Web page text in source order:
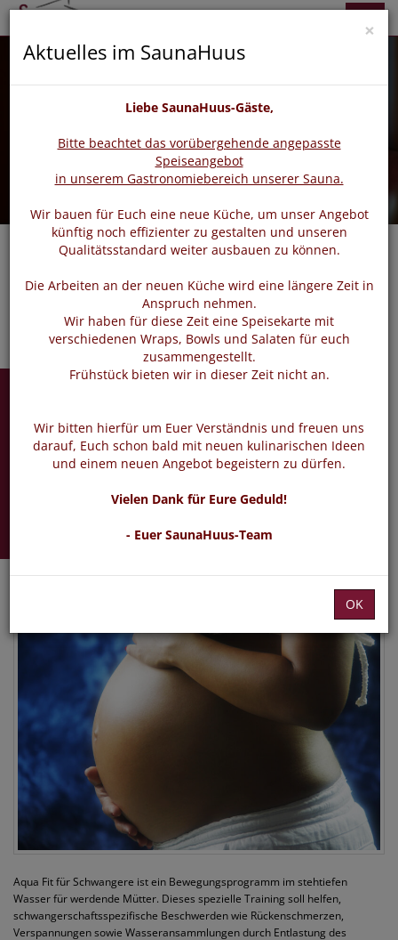
zurück
Schwangere
Freitag 13.11.2026 -
05.02.2027
Aqua Fit für Schwangere ist ein Bewegungsprogramm im stehtiefen
Wasser für werdende Mütter. Dieses spezielle Training soll helfen,
schwangerschaftsspezifische Beschwerden wie Rückenschmerzen,
Verspannungen sowie Wasseransammlungen durch Entlastung des
×
Aktuelles im SaunaHuus
Liebe SaunaHuus-Gäste,
Bitte beachtet das vorübergehende angepasste
Speiseangebot
in unserem Gastronomiebereich unserer Sauna.
Wir bauen für Euch eine neue Küche, um unser Angebot
künftig noch effizienter zu gestalten und unseren
Qualitätsstandard weiter ausbauen zu können.
Die Arbeiten an der neuen Küche wird eine längere Zeit in
Anspruch nehmen.
Wir haben für diese Zeit eine Speisekarte mit
verschiedenen Wraps, Bowls und Salaten für euch
zusammengestellt.
Frühstück bieten wir in dieser Zeit nicht an.
Wir bitten hierfür um Euer Verständnis und freuen uns
darauf, Euch schon bald mit neuen kulinarischen Ideen
und einem neuen Angebot begeistern zu dürfen.
Vielen Dank für Eure Geduld!
- Euer SaunaHuus-Team
OK